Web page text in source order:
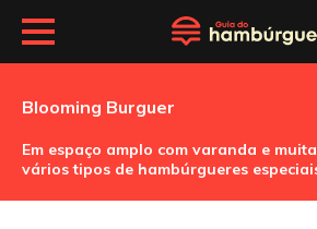
Blooming Burguer
Em espaço amplo com varanda e
vários tipos de hambúrgueres